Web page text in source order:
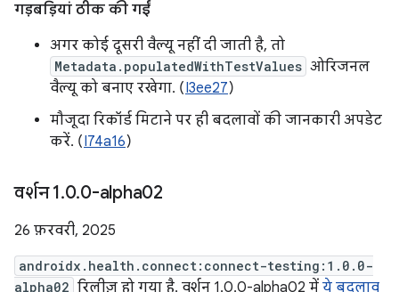
गड़बड़ियां ठीक की गईं
अगर कोई दूसरी वैल्यू नहीं दी जाती है, तो
Metadata.populatedWithTestValues ओरिजनल
वैल्यू को बनाए रखेगा. (I3ee27)
मौजूदा रिकॉर्ड मिटाने पर ही बदलावों की जानकारी अपडेट
करें. (I74a16)
वर्शन 1.0.0-alpha02
26 फ़रवरी, 2025
androidx.health.connect:connect-testing:1.0.0-
alpha02 रिलीज़ हो गया है. वर्शन 1.0.0-alpha02 में ये बदलाव